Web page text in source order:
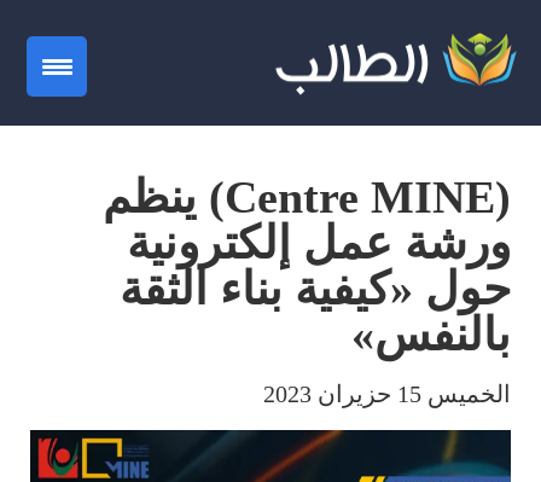
(Centre MINE) ينظم
ورشة عمل إلكترونية
حول «كيفية بناء الثقة
بالنفس»
الخميس 15 حزيران 2023